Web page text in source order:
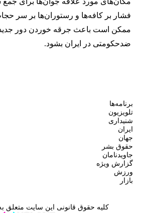
فشار بر کافه‌ها و رستوران‌ها بر سر
ممکن است باعث جرقه خوردن دور
ضدحکومتی در ایران بشود.
برنامه‌ها
تلویزیون
شنیداری
ایران
جهان
حقوق بشر
جاویدنامان
گزارش ویژه
ورزش
بازار
کلیه حقوق قانونی این سایت متعلق